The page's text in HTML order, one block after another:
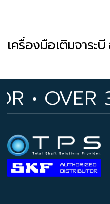
เครื่องมือเติมจาระ
33